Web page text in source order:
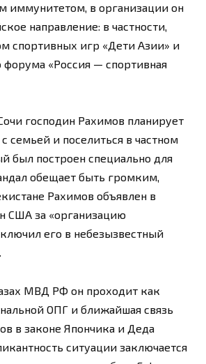
иммунитетом, в организации он
направление: в частности,
спортивных игр «Дети Азии» и
«Россия — спортивная
господин Рахимов планирует
семьей и поселиться в частном
был построен специально для
обещает быть громким,
Рахимов объявлен в
США за «организацию
его в небезызвестный
МВД РФ он проходит как
ОПГ и ближайшая связь
в законе Япончика и Деда
ситуации заключается